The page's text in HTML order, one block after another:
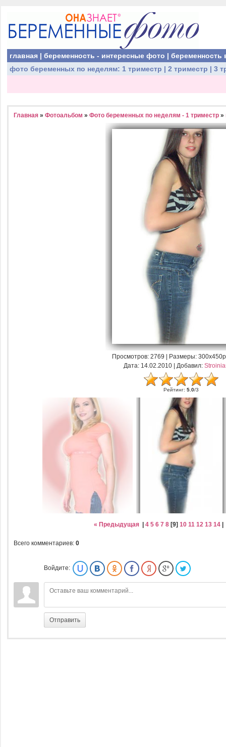
главная | беременность - интересные фото | беременность
фото беременных по неделям: 1 триместр | 2 триместр | 3
Главная » Фотоальбом » Фото беременных по неделям - 1 триместр »
Просмотров: 2769 | Размеры:
Дата: 14.02.2010 | Добавил:
Рейтинг: 5.0/3
« Предыдущая 4 5 6 7 8 [9] 10 11 12 13 14
Всего комментариев: 0
Войдите:
Отправить